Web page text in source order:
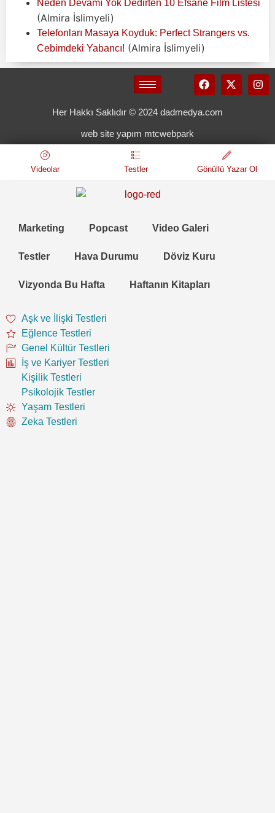
Neden Devamı Yok Dedirten 10 Efsane Film Listesi
(Almira İslimyeli)
Telefonları Masaya Koyduk: Perfect Strangers vs.
Cebimdeki Yabancı! (Almira İslimyeli)
Her Hakkı Saklıdır © 2024 dadmedya.com
web site yapım mtcwebpark
Videolar Testler Gönüllü Yazar Ol
Marketing Popcast Video Galeri
Testler Hava Durumu Döviz Kuru
Vizyonda Bu Hafta Haftanın Kitapları
Aşk ve İlişki Testleri
Eğlence Testleri
Genel Kültür Testleri
İş ve Kariyer Testleri
Kişilik Testleri
Psikolojik Testler
Yaşam Testleri
Zeka Testleri